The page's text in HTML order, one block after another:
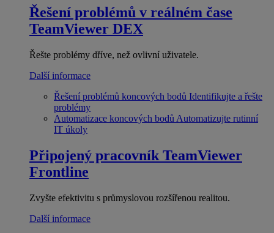
Řešení problémů v reálném čase
TeamViewer DEX
Řešte problémy dříve, než ovlivní uživatele.
Další informace
Řešení problémů koncových bodů Identifikujte a řešte
problémy
Automatizace koncových bodů Automatizujte rutinní
IT úkoly
Připojený pracovník TeamViewer
Frontline
Zvyšte efektivitu s průmyslovou rozšířenou realitou.
Další informace